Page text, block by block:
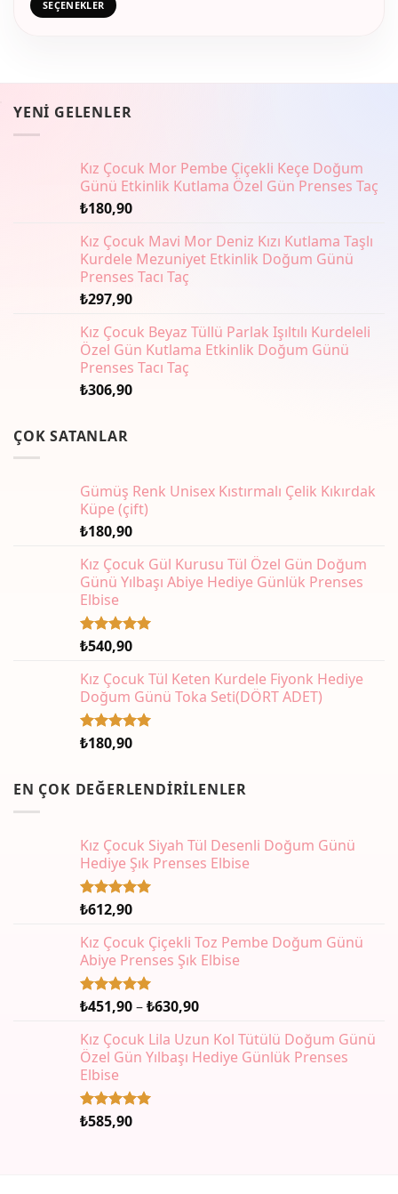
SEÇENEKLER
var.
seçilebilir
YENI GELENLER
Kız Çocuk Mor Pembe Çiçekli Keçe Doğum
Günü Etkinlik Kutlama Özel Gün Prenses Taç
₺180,90
Kız Çocuk Mavi Mor Deniz Kızı Kutlama Taşlı
Kurdele Mezuniyet Etkinlik Doğum Günü
Prenses Tacı Taç
₺297,90
Kız Çocuk Beyaz Tüllü Parlak Işıltılı Kurdeleli
Özel Gün Kutlama Etkinlik Doğum Günü
Prenses Tacı Taç
₺306,90
ÇOK SATANLAR
Gümüş Renk Unisex Kıstırmalı Çelik Kıkırdak
Küpe (çift)
₺180,90
Kız Çocuk Gül Kurusu Tül Özel Gün Doğum
Günü Yılbaşı Abiye Hediye Günlük Prenses
Elbise
5 üzerinden
aldı
₺540,90
Kız Çocuk Tül Keten Kurdele Fiyonk Hediye
Doğum Günü Toka Seti(DÖRT ADET)
5 üzerinden
₺180,90
EN ÇOK DEĞERLENDIRILENLER
Kız Çocuk Siyah Tül Desenli Doğum Günü
Hediye Şık Prenses Elbise
5 üzerinden
aldı
₺612,90
Kız Çocuk Çiçekli Toz Pembe Doğum Günü
Abiye Prenses Şık Elbise
5 üzerinden
aldı
₺451,90–₺630,90Fiyat
₺451,90
-
Kız Çocuk Lila Uzun Kol Tütülü Doğum Günü
Özel Gün Yılbaşı Hediye Günlük Prenses
Elbise
5 üzerinden
₺585,90